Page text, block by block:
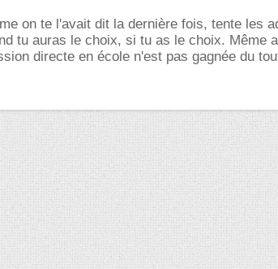
on te l'avait dit la dernière fois, tente les
tu auras le choix, si tu as le choix. Même
directe en école n'est pas gagnée du